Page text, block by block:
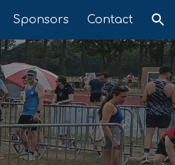
Sponsors Contact